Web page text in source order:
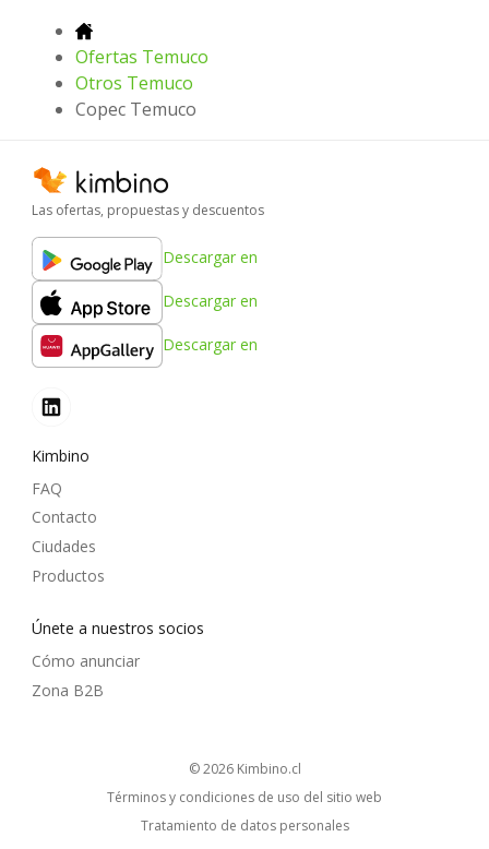
Ofertas Temuco
Otros Temuco
Copec Temuco
Las ofertas, propuestas y descuentos
Descargar en
Descargar en
Descargar en
Kimbino
FAQ
Contacto
Ciudades
Productos
Únete a nuestros socios
Cómo anunciar
Zona B2B
© 2026 kimbino.cl
Términos y condiciones de uso del sitio web
Tratamiento de datos personales